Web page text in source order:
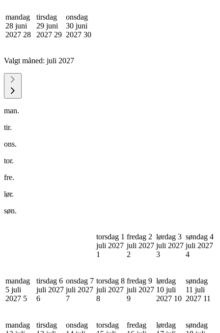
mandag
28 juni
2027 28
tirsdag
29 juni
2027 29
onsdag
30 juni
2027 30
Valgt måned: juli 2027
man.
tir.
ons.
tor.
fre.
lør.
søn.
torsdag 1
juli 2027
1
fredag 2
juli 2027
2
lørdag 3
juli 2027
3
søndag 4
juli 2027
4
mandag
5 juli
2027 5
tirsdag 6
juli 2027
6
onsdag 7
juli 2027
7
torsdag 8
juli 2027
8
fredag 9
juli 2027
9
lørdag
10 juli
2027 10
søndag
11 juli
2027 11
mandag
tirsdag
onsdag
torsdag
fredag
lørdag
søndag